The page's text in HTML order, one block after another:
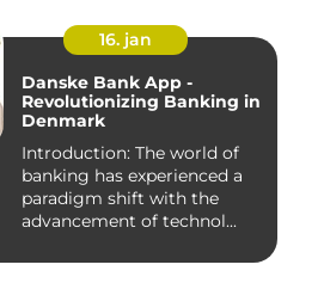
16. jan
Danske Bank App -
Revolutionizing Banking in
Denmark
Introduction: The world of
banking has experienced a
paradigm shift with the
advancement of technol...